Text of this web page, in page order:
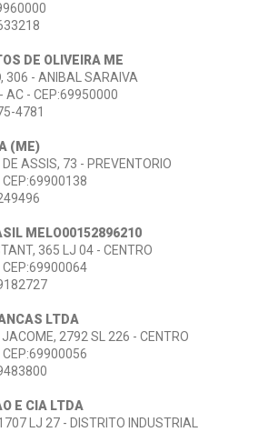
DE OLIVEIRA ME
306 - ANIBAL SARAIVA
AC - CEP:69950000
4781
(ME)
ASSIS, 73 - PREVENTORIO
CEP:69900138
MELO00152896210
365 LJ 04 - CENTRO
CEP:69900064
LTDA
2792 SL 226 - CENTRO
CEP:69900056
E CIA LTDA
LJ 27 - DISTRITO INDUSTRIAL